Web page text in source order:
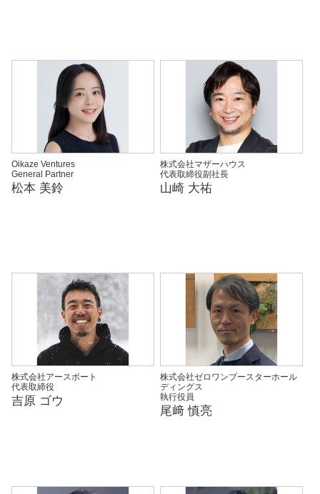
Oikaze Ventures
General Partner
松本 美鈴
株式会社マザーハウス
代表取締役副社長
山崎 大祐
株式会社アースボート
代表取締役
吉原 ゴウ
株式会社ゼロワンブースターホール
ディングス
執行役員
尾﨑 慎亮